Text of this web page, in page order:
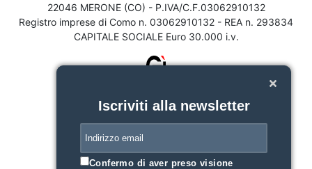
22046 MERONE (CO) - P.IVA/C.F.03062910132
Registro imprese di Como n. 03062910132 - REA n. 293834
CAPITALE SOCIALE Euro 30.000 i.v.
Iscriviti alla newsletter
Confermo di aver preso visione